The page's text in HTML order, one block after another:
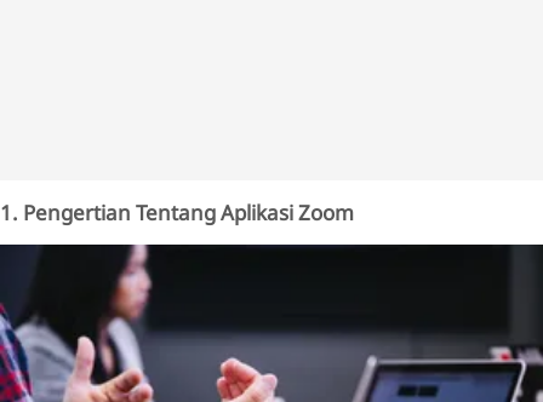
1. Pengertian Tentang Aplikasi Zoom